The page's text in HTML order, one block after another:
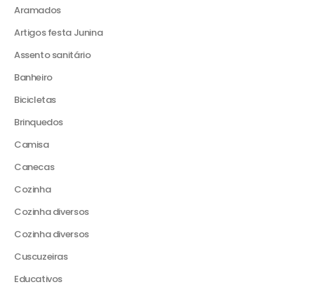
Aramados
Artigos festa Junina
Assento sanitário
Banheiro
Bicicletas
Brinquedos
Camisa
Canecas
Cozinha
Cozinha diversos
Cozinha diversos
Cuscuzeiras
Educativos